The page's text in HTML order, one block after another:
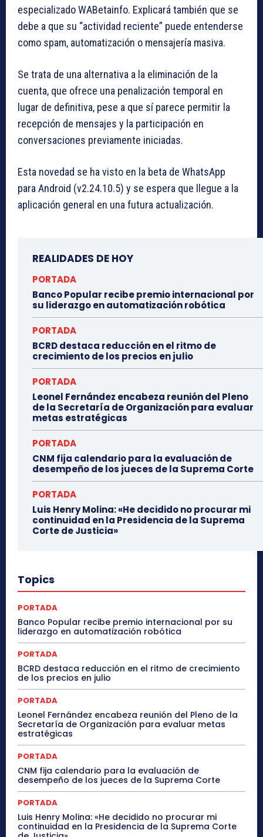
especializado WABetainfo. Explicará también que se
debe a que su “actividad reciente” puede entenderse
como spam, automatización o mensajería masiva.
Se trata de una alternativa a la eliminación de la
cuenta, que ofrece una penalización temporal en
lugar de definitiva, pese a que sí parece permitir la
recepción de mensajes y la participación en
conversaciones previamente iniciadas.
Esta novedad se ha visto en la beta de WhatsApp
para Android (v2.24.10.5) y se espera que llegue a la
aplicación general en una futura actualización.
REALIDADES DE HOY
PORTADA
Banco Popular recibe premio internacional por
su liderazgo en automatización robótica
PORTADA
BCRD destaca reducción en el ritmo de
crecimiento de los precios en julio
PORTADA
Leonel Fernández encabeza reunión del Pleno
de la Secretaría de Organización para evaluar
metas estratégicas
PORTADA
CNM fija calendario para la evaluación de
desempeño de los jueces de la Suprema Corte
PORTADA
Luis Henry Molina: «He decidido no procurar mi
continuidad en la Presidencia de la Suprema
Corte de Justicia»
Topics
PORTADA
Banco Popular recibe premio internacional por su
liderazgo en automatización robótica
PORTADA
BCRD destaca reducción en el ritmo de crecimiento
de los precios en julio
PORTADA
Leonel Fernández encabeza reunión del Pleno de la
Secretaría de Organización para evaluar metas
estratégicas
PORTADA
CNM fija calendario para la evaluación de
desempeño de los jueces de la Suprema Corte
PORTADA
Luis Henry Molina: «He decidido no procurar mi
continuidad en la Presidencia de la Suprema Corte